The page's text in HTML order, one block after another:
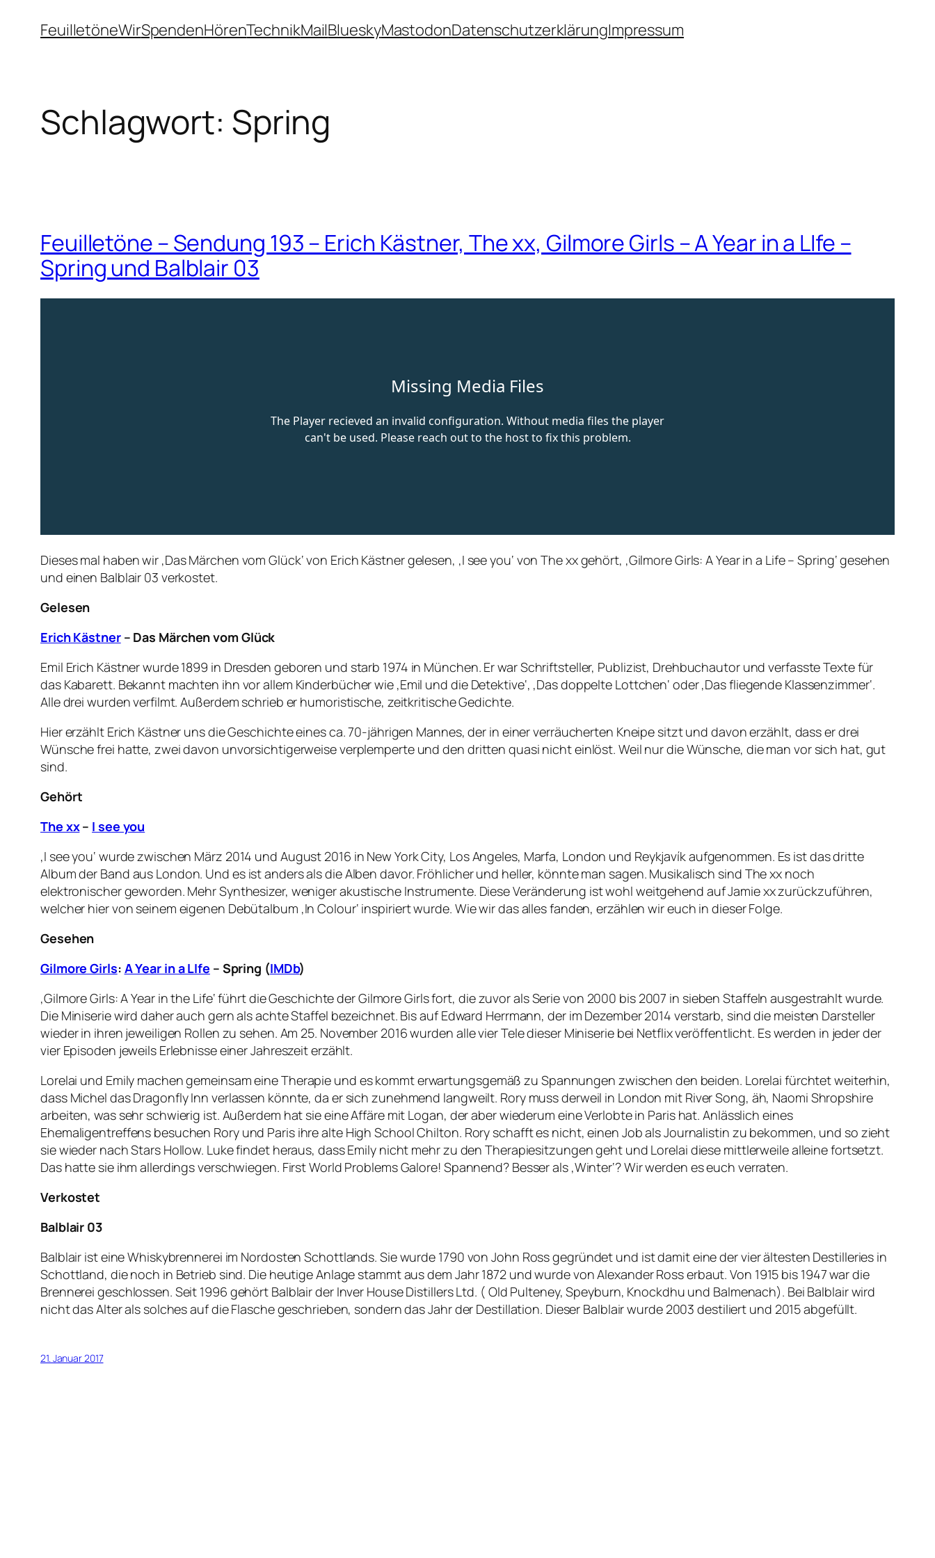
InhaltFeuilletöneWirSpendenHörenTechnikMailBlueskyMastodonDatenschutzerklärungImpressum
Schlagwort: Spring
Feuilletöne – Sendung 193 – Erich Kästner, The xx, Gilmore Girls – A Year in a LIfe –
Spring und Balblair 03
Dieses mal haben wir ‚Das Märchen vom Glück‘ von Erich Kästner gelesen, ‚I see you‘ von The xx gehört, ‚Gilmore Girls: A Year in a Life – Spring‘ gesehen
und einen Balblair 03 verkostet.
Gelesen
Erich Kästner– Das Märchen vom Glück
Emil Erich Kästner wurde 1899 in Dresden geboren und starb 1974 in München. Er war Schriftsteller, Publizist, Drehbuchautor und verfasste Texte für
das Kabarett. Bekannt machten ihn vor allem Kinderbücher wie ‚Emil und die Detektive‘, ‚Das doppelte Lottchen‘ oder ‚Das fliegende Klassenzimmer‘.
Alle drei wurden verfilmt. Außerdem schrieb er humoristische, zeitkritische Gedichte.
Hier erzählt Erich Kästner uns die Geschichte eines ca. 70-jährigen Mannes, der in einer verräucherten Kneipe sitzt und davon erzählt, dass er drei
Wünsche frei hatte, zwei davon unvorsichtigerweise verplemperte und den dritten quasi nicht einlöst. Weil nur die Wünsche, die man vor sich hat, gut
sind.
Gehört
The xx– I see you
‚I see you‘ wurde zwischen März 2014 und August 2016 in New York City, Los Angeles, Marfa, London und Reykjavík aufgenommen. Es ist das dritte
Album der Band aus London. Und es ist anders als die Alben davor. Fröhlicher und heller, könnte man sagen. Musikalisch sind The xx noch
elektronischer geworden. Mehr Synthesizer, weniger akustische Instrumente. Diese Veränderung ist wohl weitgehend auf Jamie xx zurückzuführen,
welcher hier von seinem eigenen Debütalbum ‚In Colour‘ inspiriert wurde. Wie wir das alles fanden, erzählen wir euch in dieser Folge.
Gesehen
Gilmore Girls: A Year in a LIfe – Spring (IMDb)
‚Gilmore Girls: A Year in the Life‘ führt die Geschichte der Gilmore Girls fort, die zuvor als Serie von 2000 bis 2007 in sieben Staffeln ausgestrahlt wurde.
Die Miniserie wird daher auch gern als achte Staffel bezeichnet. Bis auf Edward Herrmann, der im Dezember 2014 verstarb, sind die meisten Darsteller
wieder in ihren jeweiligen Rollen zu sehen. Am 25. November 2016 wurden alle vier Tele dieser Miniserie bei Netflix veröffentlicht. Es werden in jeder der
vier Episoden jeweils Erlebnisse einer Jahreszeit erzählt.
Lorelai und Emily machen gemeinsam eine Therapie und es kommt erwartungsgemäß zu Spannungen zwischen den beiden. Lorelai fürchtet weiterhin,
dass Michel das Dragonfly Inn verlassen könnte, da er sich zunehmend langweilt. Rory muss derweil in London mit River Song, äh, Naomi Shropshire
arbeiten, was sehr schwierig ist. Außerdem hat sie eine Affäre mit Logan, der aber wiederum eine Verlobte in Paris hat. Anlässlich eines
Ehemaligentreffens besuchen Rory und Paris ihre alte High School Chilton. Rory schafft es nicht, einen Job als Journalistin zu bekommen, und so zieht
sie wieder nach Stars Hollow. Luke findet heraus, dass Emily nicht mehr zu den Therapiesitzungen geht und Lorelai diese mittlerweile alleine fortsetzt.
Das hatte sie ihm allerdings verschwiegen. First World Problems Galore! Spannend? Besser als ‚Winter‘? Wir werden es euch verraten.
Verkostet
Balblair 03
Balblair ist eine Whiskybrennerei im Nordosten Schottlands. Sie wurde 1790 von John Ross gegründet und ist damit eine der vier ältesten Destilleries in
Schottland, die noch in Betrieb sind. Die heutige Anlage stammt aus dem Jahr 1872 und wurde von Alexander Ross erbaut. Von 1915 bis 1947 war die
Brennerei geschlossen. Seit 1996 gehört Balblair der Inver House Distillers Ltd. ( Old Pulteney, Speyburn, Knockdhu und Balmenach). Bei Balblair wird
nicht das Alter als solches auf die Flasche geschrieben, sondern das Jahr der Destillation. Dieser Balblair wurde 2003 destiliert und 2015 abgefüllt.
21. Januar 2017